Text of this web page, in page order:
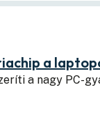
a
a nagy PC-